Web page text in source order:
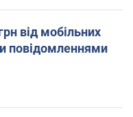
від мобільних
повідомленнями